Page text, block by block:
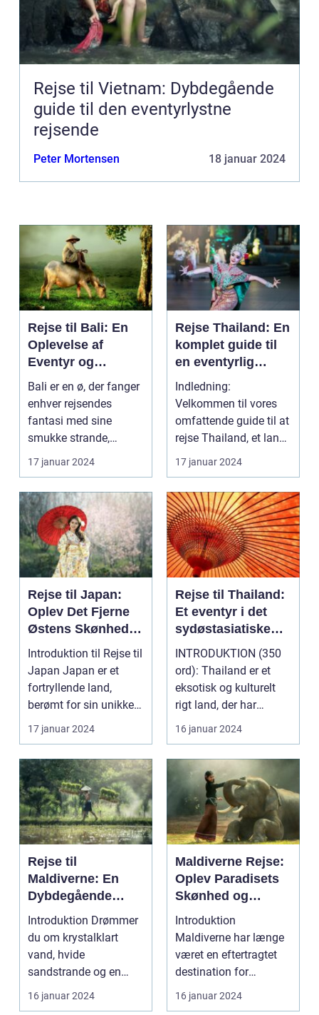
Rejse til Vietnam: Dybdegående
guide til den eventyrlystne
rejsende
Peter Mortensen 18 januar 2024
Rejse til Bali: En
Oplevelse af
Eventyr og
Skønhed
Bali er en ø, der fanger
enhver rejsendes
fantasi med sine
smukke strande,
frodige rismarker og en
u...
17 januar 2024
Rejse Thailand: En
komplet guide til
en eventyrlig
oplevelse
Indledning:
Velkommen til vores
omfattende guide til at
rejse Thailand, et land
rigt på kultur, hist...
17 januar 2024
Rejse til Japan:
Oplev Det Fjerne
Østens Skønhed
og Kultur
Introduktion til Rejse til
Japan Japan er et
fortryllende land,
berømt for sin unikke
blanding af g...
17 januar 2024
Rejse til Thailand:
Et eventyr i det
sydøstasiatiske
paradis
INTRODUKTION (350
ord): Thailand er et
eksotisk og kulturelt
rigt land, der har
tiltrukket rejsende...
16 januar 2024
Rejse til
Maldiverne: En
Dybdegående
Oplevelse af
Paradis
Introduktion Drømmer
du om krystalklart
vand, hvide
sandstrande og en
afslappende
atmosfære? Så er e...
16 januar 2024
Maldiverne Rejse:
Oplev Paradisets
Skønhed og
Historie
Introduktion
Maldiverne har længe
været en eftertragtet
destination for
rejsende, der søger en
oase...
16 januar 2024